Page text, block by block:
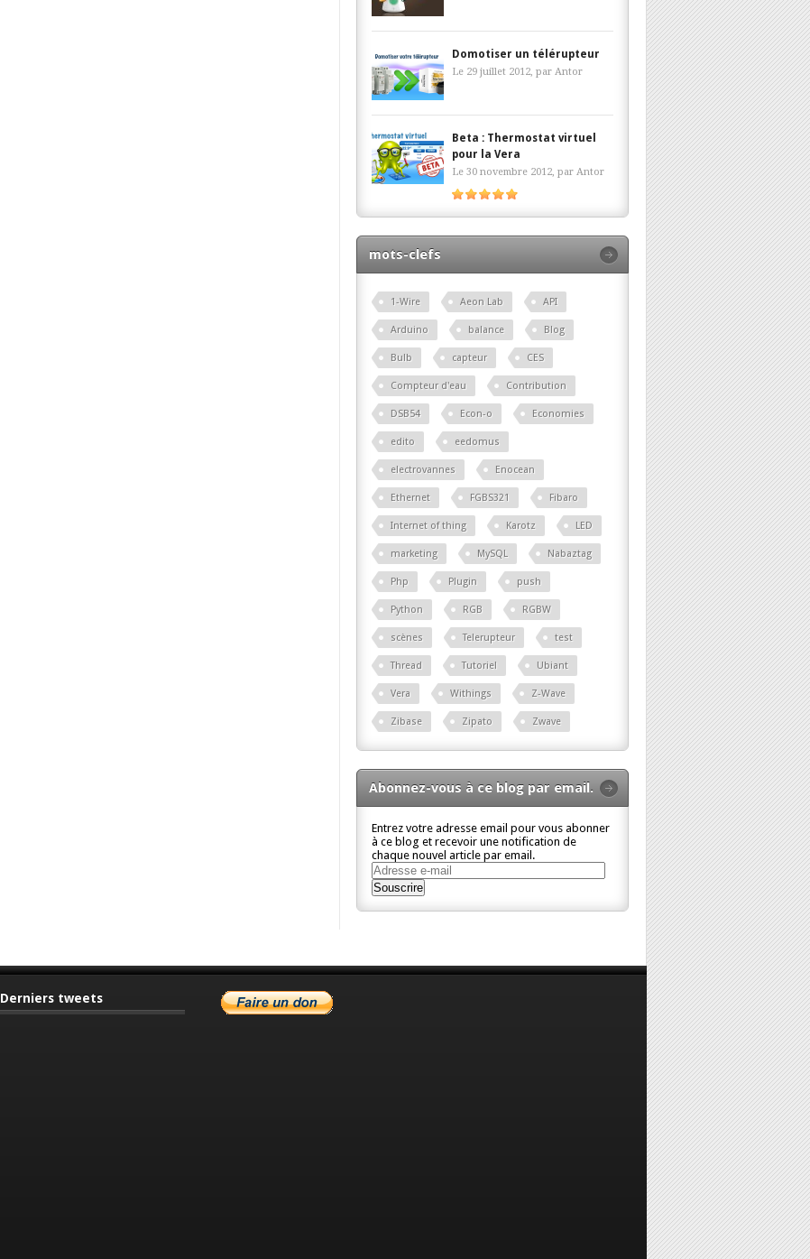
Domotiser un télérupteur
Le 29 juillet 2012, par Antor
Beta : Thermostat virtuel
pour la Vera
Le 30 novembre 2012, par Antor
mots-clefs
1-Wire Aeon Lab API
Arduino balance Blog
Bulb capteur CES
Compteur d'eau Contribution
DSB54 Econ-o Economies
edito eedomus
electrovannes Enocean
Ethernet FGBS321 Fibaro
Internet of thing Karotz LED
marketing MySQL Nabaztag
Php Plugin push
Python RGB RGBW
scènes Telerupteur test
Thread Tutoriel Ubiant
Vera Withings Z-Wave
Zibase Zipato Zwave
Abonnez-vous à ce blog par email.
Entrez votre adresse email pour vous abonner
à ce blog et recevoir une notification de
chaque nouvel article par email.
Adresse
e-
mail
Souscrire
Derniers tweets